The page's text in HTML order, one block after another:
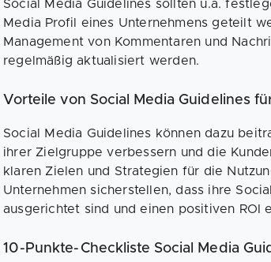
Social Media Guidelines sollten u.a.
Media Profil eines Unternehmens geteilt
Management von Kommentaren und
regelmäßig aktualisiert werden.
Vorteile von Social Media Guidelines
Social Media Guidelines können dazu
ihrer Zielgruppe verbessern und die
klaren Zielen und Strategien für die
Unternehmen sicherstellen, dass ihre
ausgerichtet sind und einen positiven ROI
10-Punkte-Checkliste Social Media